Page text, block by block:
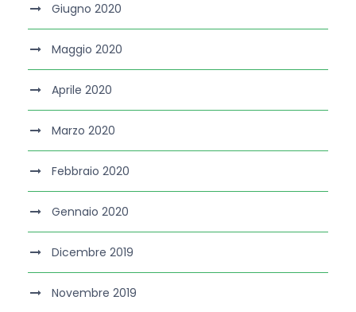
Giugno 2020
Maggio 2020
Aprile 2020
Marzo 2020
Febbraio 2020
Gennaio 2020
Dicembre 2019
Novembre 2019